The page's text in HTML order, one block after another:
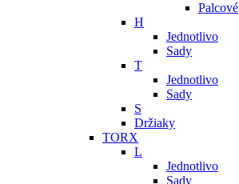
Palcové
H
Jednotlivo
Sady
T
Jednotlivo
Sady
S
Držiaky
TORX
L
Jednotlivo
Sady